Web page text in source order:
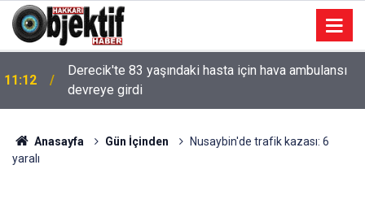
11:12
Derecik'te 83 yaşındaki hasta için hava ambulansı
devreye girdi
Anasayfa Gün İçinden
Nusaybin'de trafik kazası: 6
yaralı